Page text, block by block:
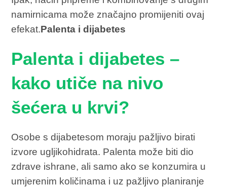
namirnicama može značajno promijeniti ovaj
efekat.Palenta i dijabetes
Palenta i dijabetes –
kako utiče na nivo
šećera u krvi?
Osobe s dijabetesom moraju pažljivo birati
izvore ugljikohidrata. Palenta može biti dio
zdrave ishrane, ali samo ako se konzumira u
umjerenim količinama i uz pažljivo planiranje